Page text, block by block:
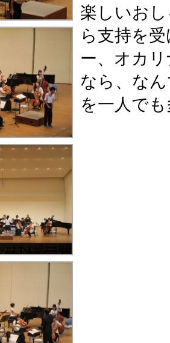
楽しいお
ら支持を
ー、オカ
なら、な
を一人で